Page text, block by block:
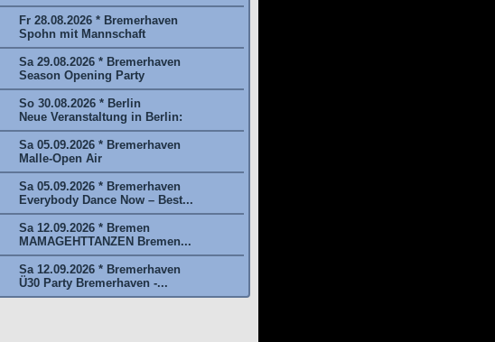
Fr 28.08.2026 * Bremerhaven
Spohn mit Mannschaft
Sa 29.08.2026 * Bremerhaven
Season Opening Party
So 30.08.2026 * Berlin
Neue Veranstaltung in Berlin:
Sa 05.09.2026 * Bremerhaven
Malle-Open Air
Sa 05.09.2026 * Bremerhaven
Everybody Dance Now – Best...
Sa 12.09.2026 * Bremen
MAMAGEHTTANZEN Bremen...
Sa 12.09.2026 * Bremerhaven
Ü30 Party Bremerhaven -...